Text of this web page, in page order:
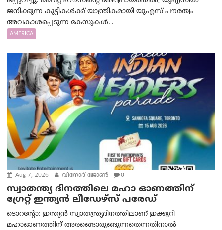
ജനിക്കുന്ന കുട്ടികൾക്ക് യാന്ത്രികമായി യുഎസ് പൗരത്വം
അവകാശപ്പെടുന്ന കേസുകൾ...
AMERICA
Aug 7, 2026 വിനോദ് ജോൺ 0
സ്വാതന്ത്യ ദിനത്തിലെ മഹാ ഓണത്തിന്
ഗ്രേറ്റ് ഇന്ത്യൻ ലീഡേഴ്സ് പരേഡ്
ടൊറന്റോ: ഇന്ത്യൻ സ്വാതന്ത്ര്യദിനത്തിലാണ് ഇക്കുറി
മഹാഓണത്തിന് അരങ്ങൊരുങ്ങുന്നതെന്നതിനാൽ